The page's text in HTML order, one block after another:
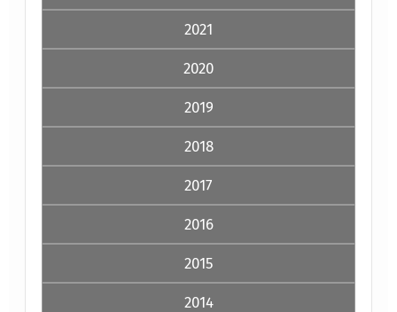
2021
2020
2019
2018
2017
2016
2015
2014